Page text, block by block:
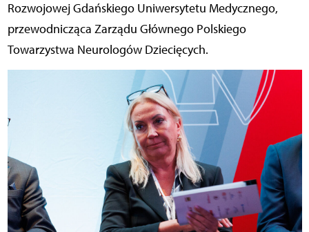
Rozwojowej Gdańskiego Uniwersytetu Medycznego,
przewodnicząca Zarządu Głównego Polskiego
Towarzystwa Neurologów Dziecięcych.